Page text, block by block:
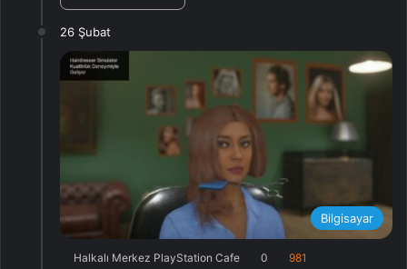
26 Şubat
Bilgisayar
Halkalı Merkez PlayStation Cafe 0 981